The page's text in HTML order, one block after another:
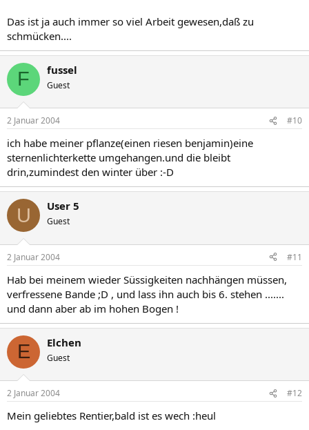
Das ist ja auch immer so viel Arbeit gewesen,daß zu
schmücken....
F fussel
Guest
2 Januar 2004 #10
ich habe meiner pflanze(einen riesen benjamin)eine
sternenlichterkette umgehangen.und die bleibt
drin,zumindest den winter über :-D
U User 5
Guest
2 Januar 2004 #11
Hab bei meinem wieder Süssigkeiten nachhängen müssen,
verfressene Bande ;D , und lass ihn auch bis 6. stehen .......
und dann aber ab im hohen Bogen !
E Elchen
Guest
2 Januar 2004 #12
Mein geliebtes Rentier,bald ist es wech :heul